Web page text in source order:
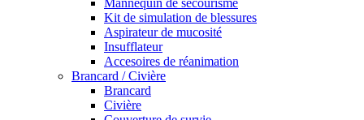
Mannequin de secourisme
Kit de simulation de blessures
Aspirateur de mucosité
Insufflateur
Accesoires de réanimation
Brancard / Civière
Brancard
Civière